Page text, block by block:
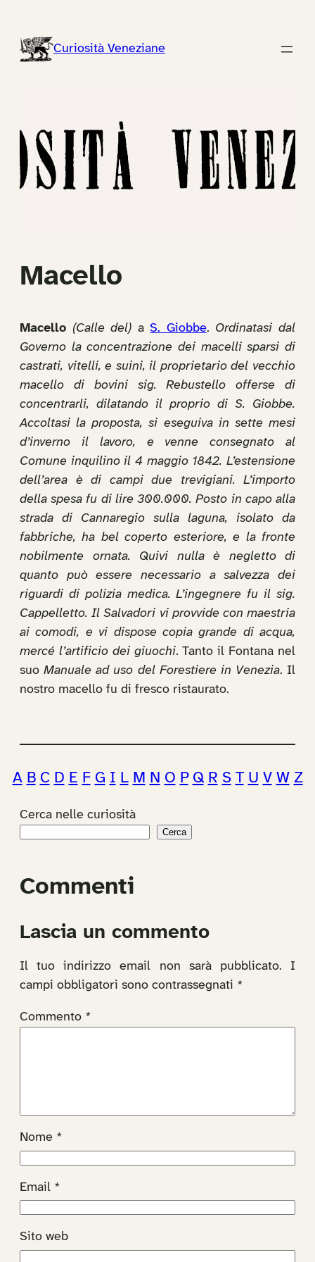
contenutoCuriosità Veneziane
Macello
Macello (Calle del) aS. Giobbe. Ordinatasi dal
Governo la concentrazione dei macelli sparsi di
castrati, vitelli, e suini, il proprietario del vecchio
macello di bovini sig. Rebustello offerse di
concentrarli, dilatando il proprio di S. Giobbe.
Accoltasi la proposta, si eseguiva in sette mesi
d’inverno il lavoro, e venne consegnato al
Comune inquilino il 4 maggio 1842. L’estensione
dell’area è di campi due trevigiani. L’importo
della spesa fu di lire 300.000. Posto in capo alla
strada di Cannaregio sulla laguna, isolato da
fabbriche, ha bel coperto esteriore, e la fronte
nobilmente ornata. Quivi nulla è negletto di
quanto può essere necessario a salvezza dei
riguardi di polizia medica. L’ingegnere fu il sig.
Cappelletto. Il Salvadori vi provvide con maestria
ai comodi, e vi dispose copia grande di acqua,
mercé l’artificio dei giuochi. Tanto il Fontana nel
suoManuale ad uso del Forestiere in Venezia. Il
nostro macello fu di fresco ristaurato.
A B C D E F G I L M N O P Q R S T U V W Z
Cerca nelle curiosità
Cerca
Commenti
Lascia un commento
Il tuo indirizzo email non sarà pubblicato.
I
campi obbligatori sono contrassegnati *
Commento *
Nome *
Email *
Sito web